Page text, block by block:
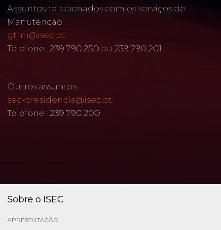
Assuntos relacionados com os serviços de
Manutenção
gtmi@isec.pt
Telefone : 239 790 250 ou 239 790 201
Outros assuntos
sec-presidencia@isec.pt
Telefone : 239 790 200
Sobre o ISEC
APRESENTAÇÃO